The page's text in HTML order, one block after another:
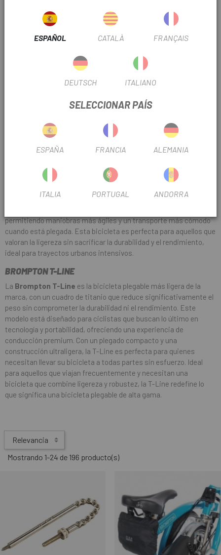
estilo de vida activo y en constante movimiento.
la marca. Mantiene la esencia original de Brompton con un diseño
robusto y duradero, ideal para quienes buscan una bicicleta
versátil para el día a día. Con varias opciones de cambios, la C-
características del terreno, ya sea una calle plana o una colina
empinada. Su diseño plegable compacto la convierte en una
excelente opción para los usuarios urbanos que necesitan
combinar el ciclismo con otros medios de transporte, como el
tren o el autobús.
es una versión más ligera y avanzada de la C-Line,
manejar. Con un cuadro más ligero y componentes optimizados, la
permitiendo maniobras más ágiles y un transporte más cómodo
cuando está plegada. Esta bicicleta es perfecta para aquellos que
valoran la ligereza sin sacrificar la durabilidad y el rendimiento,
ideal para trayectos urbanos intensivos.
BROMPTON T-LINE
La Brompton T-Line es la bicicleta plegable más ligera de la
marca, con un cuadro de titanio que reduce significativamente el
peso sin comprometer la durabilidad ni el rendimiento. Este
modelo está diseñado para ciclistas que buscan lo último en
tecnología y portabilidad, ofreciendo una experiencia de
conducción premium. Con un plegado compacto y una
construcción ultraligera, la T-Line es perfecta para quienes
necesitan llevar su bicicleta a todas partes sin esfuerzo. Ideal
para aquellos que viajan frecuentemente y necesitan una
bicicleta que combine ligereza y robustez, la T-Line redefine lo
que significa una bicicleta plegable de alta gama.
Relevancia
Mostrando 1-24 de 196 producto(s)
ESPAÑOL CATALÀ FRANÇAIS
DEUTSCH ITALIANO
SELECCIONAR PAÍS
ESPAÑA FRANCIA ALEMANIA
ITALIA PORTUGAL ANDORRA